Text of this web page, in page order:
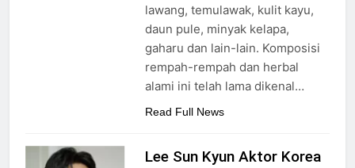
lawang, temulawak, kulit kayu,
daun pule, minyak kelapa,
gaharu dan lain-lain. Komposisi
rempah-rempah dan herbal
alami ini telah lama dikenal…
Read Full News
Lee Sun Kyun Aktor Korea